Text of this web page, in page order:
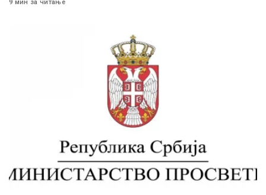
9 мин за читање